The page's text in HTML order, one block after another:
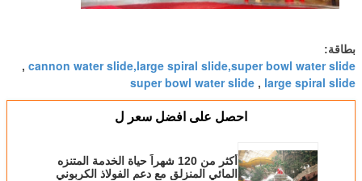
بطاقة:
cannon water slide,large spiral slide,super bowl water slide
,
large spiral slide
,
super bowl water slide
احصل على افضل سعر ل
أكثر من 120 شهراً حياة الخدمة المتنزه
المائي المنزلق مع دعم الفولاذ الكربوني